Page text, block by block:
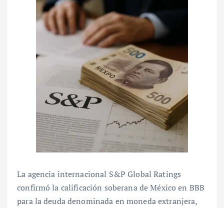
La agencia internacional S&P Global Ratings
confirmó la calificación soberana de México en BBB
para la deuda denominada en moneda extranjera,